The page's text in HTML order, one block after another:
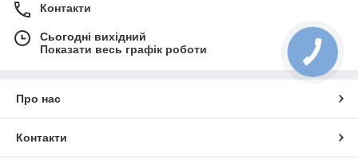
Контакти
Сьогодні вихідний
Показати весь графік роботи
Про нас
Контакти